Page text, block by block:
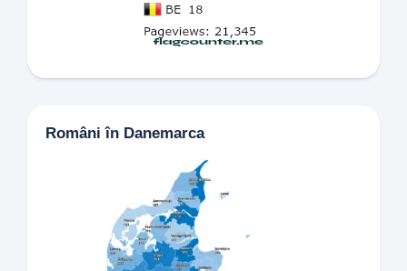
Români în Danemarca